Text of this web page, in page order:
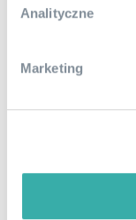
Analityczne
Marketing